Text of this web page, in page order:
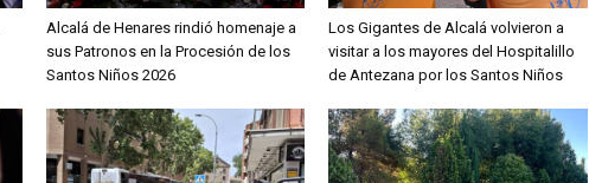
Alcalá de Henares rindió homenaje a
sus Patronos en la Procesión de los
Santos Niños 2026
Los Gigantes de Alcalá volvieron a
visitar a los mayores del Hospitalillo
de Antezana por los Santos Niños